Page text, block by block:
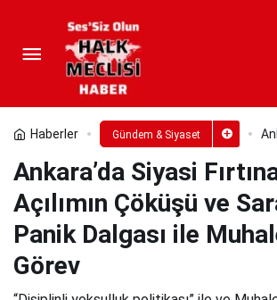
Haberler Gündem & Siyaset
Ankara’da Siyasi
Açılımın Çöküşü ve
Panik Dalgası ile
Görev
Ankara’da Siyasi
Çöküşü ve Saray’ın Panik
Muhalefete Görev
Yorum Yap